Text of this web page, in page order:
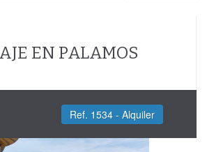
EN PALAMOS
Ref. 1534 - Alquiler